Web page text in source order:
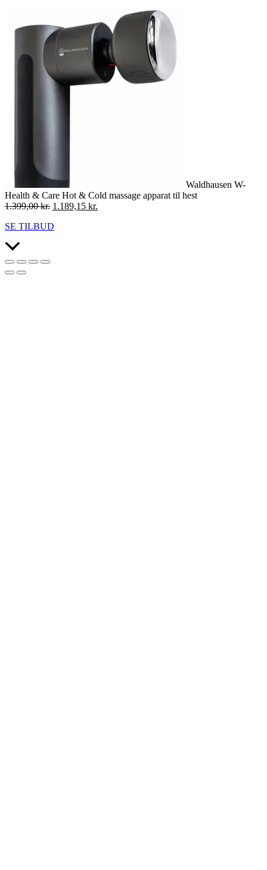
Waldhausen W-
Health & Care Hot & Cold massage apparat til hest
1.399,00kr. Den
pris
1.189,15 kr.
SE TILBUD